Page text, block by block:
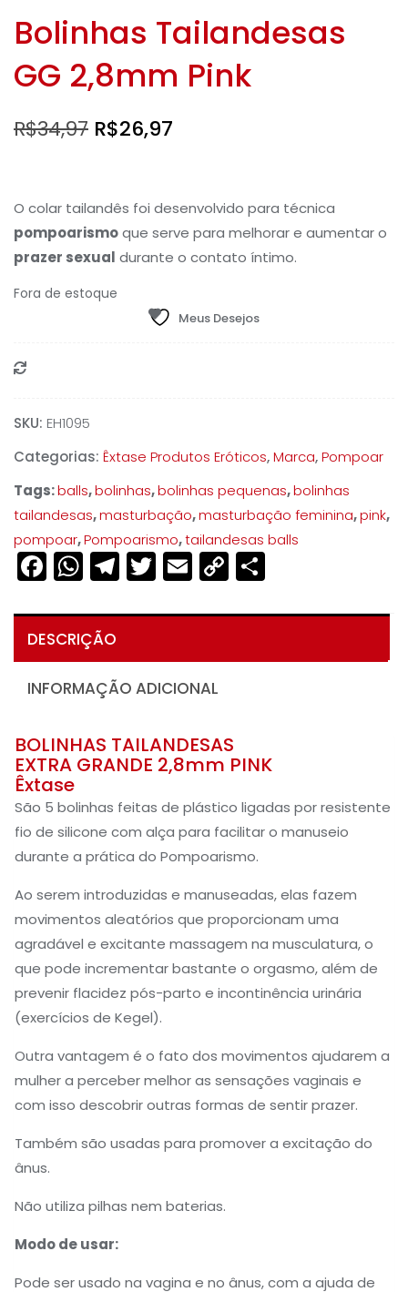
Bolinhas Tailandesas
GG 2,8mm Pink
R$34,97 O
original
era:
R$34,97.
R$26,97
atual
é:
R$26,97.
O colar tailandês foi desenvolvido para técnica
pompoarismoque serve para melhorar e aumentar o
prazer sexual durante o contato íntimo.
Fora de estoque
Meus Desejos
SKU: EH1095
Categorias: Êxtase Produtos Eróticos,Marca,Pompoar
Tags:balls,bolinhas,bolinhas pequenas,bolinhas
tailandesas,masturbação,masturbação feminina,pink,
pompoar,Pompoarismo,tailandesas balls
Facebook
WhatsApp
Telegram
Twitter
Email
Copy
DESCRIÇÃO
INFORMAÇÃO ADICIONAL
BOLINHAS TAILANDESAS
EXTRA GRANDE 2,8mm PINK
Êxtase
São 5 bolinhas feitas de plástico ligadas por resistente
fio de silicone com alça para facilitar o manuseio
durante a prática do Pompoarismo.
Ao serem introduzidas e manuseadas, elas fazem
movimentos aleatórios que proporcionam uma
agradável e excitante massagem na musculatura, o
que pode incrementar bastante o orgasmo, além de
prevenir flacidez pós-parto e incontinência urinária
(exercícios de Kegel).
Outra vantagem é o fato dos movimentos ajudarem a
mulher a perceber melhor as sensações vaginais e
com isso descobrir outras formas de sentir prazer.
Também são usadas para promover a excitação do
ânus.
Não utiliza pilhas nem baterias.
Modo de usar:
Pode ser usado na vagina e no ânus, com a ajuda de